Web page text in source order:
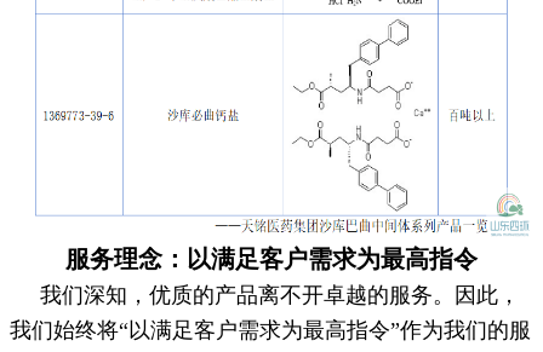
服务理念：以满足客户需求为最高指令
我们深知，优质的产品离不开卓越的服务。因此，
我们始终将“以满足客户需求为最高指令”作为我们的服